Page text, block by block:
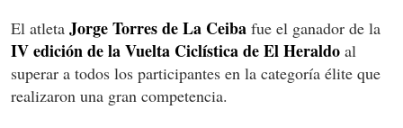
El atleta Jorge Torres de La Ceiba fue el ganador de la
IV edición de la Vuelta Ciclística de El Heraldo al
superar a todos los participantes en la categoría élite que
realizaron una gran competencia.